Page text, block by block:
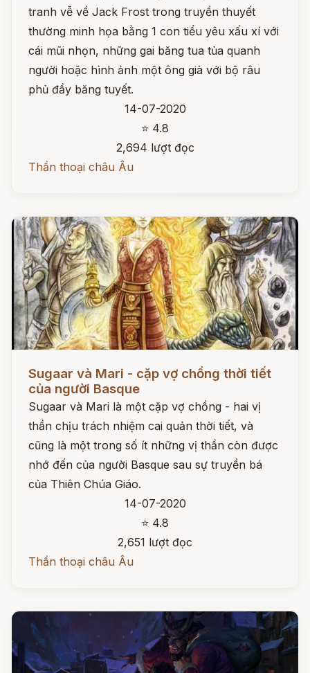
tranh vễ về Jack Frost trong truyền thuyết
thường minh họa bằng 1 con tiểu yêu xấu xí với
cái mũi nhọn, những gai băng tua tủa quanh
người hoặc hình ảnh một ông già với bộ râu
phủ đầy băng tuyết.
14-07-2020
⭐ 4.8
2,694 lượt đọc
Thần thoại châu Âu
Sugaar và Mari - cặp vợ chồng thời tiết
của người Basque
Sugaar và Mari là một cặp vợ chồng - hai vị
thần chịu trách nhiệm cai quản thời tiết, và
cũng là một trong số ít những vị thần còn được
nhớ đến của người Basque sau sự truyền bá
của Thiên Chúa Giáo.
14-07-2020
⭐ 4.8
2,651 lượt đọc
Thần thoại châu Âu